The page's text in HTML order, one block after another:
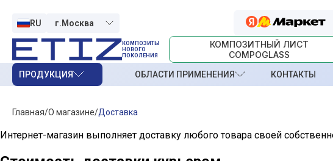
RU
КОМПОЗИТЫ
НОВОГО
ПОКОЛЕНИЯ
КОМПОЗИТНЫЙ ЛИСТ
COMPOGLASS
ПРОДУКЦИЯ ОБЛАСТИ ПРИМЕНЕНИЯ КОНТАКТЫ
Главная О магазине Доставка
Интернет-магазин выполняет доставку любого товара своей